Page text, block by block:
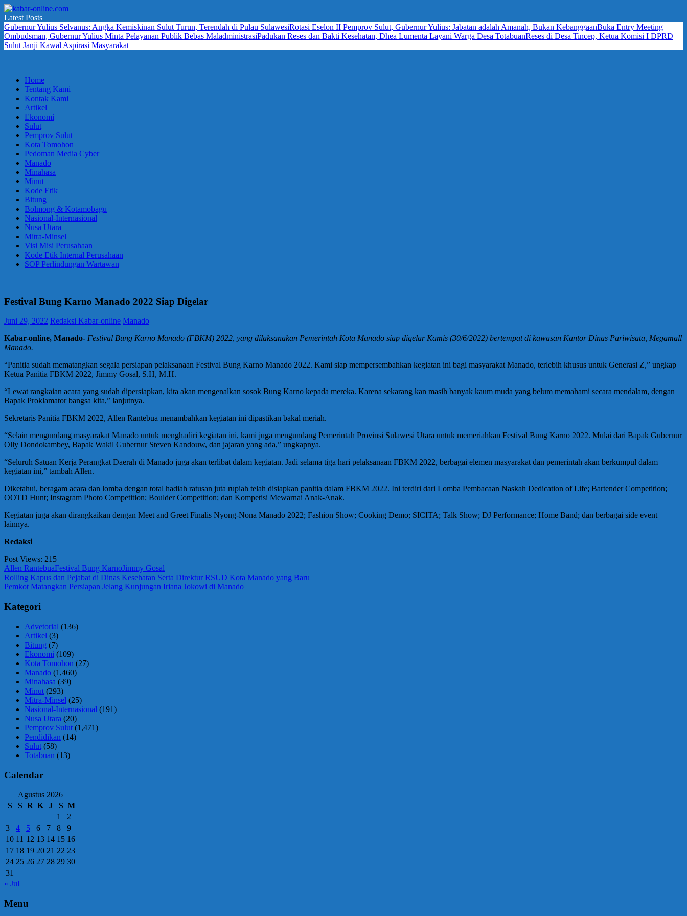
Skip
to
content
kabar-
online.com
terpercaya
dalam
mengabarkan
Latest Posts
Gubernur Yulius Selvanus: Angka Kemiskinan Sulut Turun, Terendah di Pulau SulawesiRotasi Eselon II Pemprov Sulut, Gubernur Yulius: Jabatan adalah Amanah, Bukan KebanggaanBuka Entry Meeting
Ombudsman, Gubernur Yulius Minta Pelayanan Publik Bebas MaladministrasiPadukan Reses dan Bakti Kesehatan, Dhea Lumenta Layani Warga Desa TotabuanReses di Desa Tincep, Ketua Komisi I DPRD
Sulut Janji Kawal Aspirasi Masyarakat
Home
Tentang Kami
Kontak Kami
Artikel
Ekonomi
Sulut
Pemprov Sulut
Kota Tomohon
Pedoman Media Cyber
Manado
Minahasa
Minut
Kode Etik
Bitung
Bolmong & Kotamobagu
Nasional-Internasional
Nusa Utara
Mitra-Minsel
Visi Misi Perusahaan
Kode Etik Internal Perusahaan
SOP Perlindungan Wartawan
Festival Bung Karno Manado 2022 Siap Digelar
Juni 29, 2022 Redaksi Kabar-online Manado
Kabar-online, Manado- Festival Bung Karno Manado (FBKM) 2022, yang dilaksanakan Pemerintah Kota Manado siap digelar Kamis (30/6/2022) bertempat di kawasan Kantor Dinas Pariwisata, Megamall
Manado.
“Panitia sudah mematangkan segala persiapan pelaksanaan Festival Bung Karno Manado 2022. Kami siap mempersembahkan kegiatan ini bagi masyarakat Manado, terlebih khusus untuk Generasi Z,” ungkap
Ketua Panitia FBKM 2022, Jimmy Gosal, S.H, M.H.
“Lewat rangkaian acara yang sudah dipersiapkan, kita akan mengenalkan sosok Bung Karno kepada mereka. Karena sekarang kan masih banyak kaum muda yang belum memahami secara mendalam, dengan
Bapak Proklamator bangsa kita,” lanjutnya.
Sekretaris Panitia FBKM 2022, Allen Rantebua menambahkan kegiatan ini dipastikan bakal meriah.
“Selain mengundang masyarakat Manado untuk menghadiri kegiatan ini, kami juga mengundang Pemerintah Provinsi Sulawesi Utara untuk memeriahkan Festival Bung Karno 2022. Mulai dari Bapak Gubernur
Olly Dondokambey, Bapak Wakil Gubernur Steven Kandouw, dan jajaran yang ada,” ungkapnya.
“Seluruh Satuan Kerja Perangkat Daerah di Manado juga akan terlibat dalam kegiatan. Jadi selama tiga hari pelaksanaan FBKM 2022, berbagai elemen masyarakat dan pemerintah akan berkumpul dalam
kegiatan ini,” tambah Allen.
Diketahui, beragam acara dan lomba dengan total hadiah ratusan juta rupiah telah disiapkan panitia dalam FBKM 2022. Ini terdiri dari Lomba Pembacaan Naskah Dedication of Life; Bartender Competition;
OOTD Hunt; Instagram Photo Competition; Boulder Competition; dan Kompetisi Mewarnai Anak-Anak.
Kegiatan juga akan dirangkaikan dengan Meet and Greet Finalis Nyong-Nona Manado 2022; Fashion Show; Cooking Demo; SICITA; Talk Show; DJ Performance; Home Band; dan berbagai side event
lainnya.
Redaksi
Post Views: 215
Allen RantebuaFestival Bung KarnoJimmy Gosal
Navigasi
pos
Previous
Post:
Rolling Kapus dan Pejabat di Dinas Kesehatan Serta Direktur RSUD Kota Manado yang Baru
Next
Pemkot Matangkan Persiapan Jelang Kunjungan Iriana Jokowi di Manado
Kategori
Advetorial (136)
Artikel (3)
Bitung (7)
Ekonomi (109)
Kota Tomohon (27)
Manado (1,460)
Minahasa (39)
Minut (293)
Mitra-Minsel (25)
Nasional-Internasional (191)
Nusa Utara (20)
Pemprov Sulut (1,471)
Pendidikan (14)
Sulut (58)
Totabuan (13)
Calendar
Agustus 2026
S
S R K J S M
1
2
3
4 5 6 7 8
9
10 11 12 13 14 15 16
17 18 19 20 21 22 23
24 25 26 27 28 29 30
31
« Jul
Menu